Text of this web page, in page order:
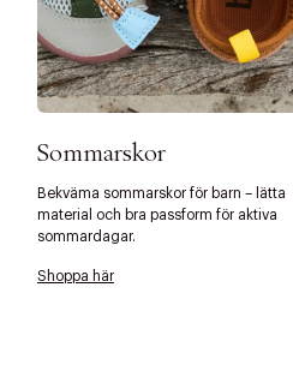
Sommarskor
Bekväma sommarskor för barn – lätta
material och bra passform för aktiva
sommardagar.
Shoppa här